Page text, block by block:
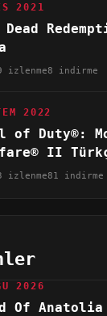
2021
Dead
izlenme8 indirme
2022
of Duty®:
II
izlenme81 indirme
2026
Of Anatolia